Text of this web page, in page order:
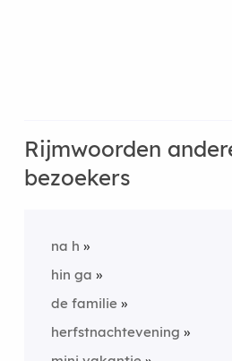
Rijmwoorden
bezoekers
na h
hin ga
de familie
herfstnachtevening